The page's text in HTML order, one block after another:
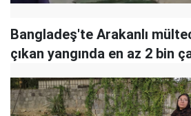
Bangladeş'te Arakanlı
çıkan yangında en az 2 bin